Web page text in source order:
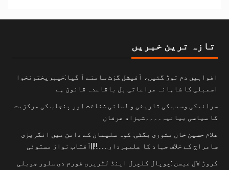
تازہ ترین خبریں
افواہیں دم توڑ گئیں، آفیشل گزٹ سامنے آ گیا:خیبرپختونخوا
اسمبلی کا شاہانہ مراعاتی بل باقاعدہ قانون ہے
سرائیکی وسیب کی تاریخی و لسانی شناخت اور پنجاب کی مرکزیت
کا سیاسی بیانیہ۔۔۔۔شہزاد عرفان
غلام حسین خان مشوری بگٹی: کوہ سلیمان کے دامن میں انگریزی
سامراج کے خلاف جہاد کا علمبردار…….!!||آفتاب نواز مستوئی
کروڑ لال عیسن :چوپال کلچرل اینڈ لٹریری فورم دی سلور جوبلی